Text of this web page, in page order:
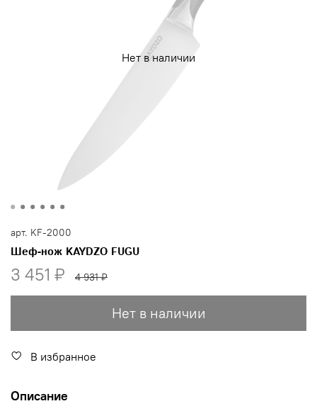
Нет в наличии
арт. KF-2000
Шеф-нож KAYDZO FUGU
3 451 ₽ 4 931 ₽
Нет в наличии
В избранное
Описание